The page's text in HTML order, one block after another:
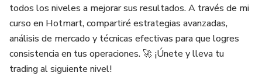
todos los niveles a mejorar sus resultados. A través de mi
curso en Hotmart, compartiré estrategias avanzadas,
análisis de mercado y técnicas efectivas para que logres
consistencia en tus operaciones. 🚀 ¡Únete y lleva tu
trading al siguiente nivel!